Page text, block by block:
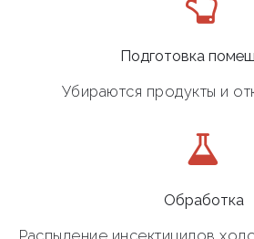
Подготовка
Убираются продукты и
Обработка